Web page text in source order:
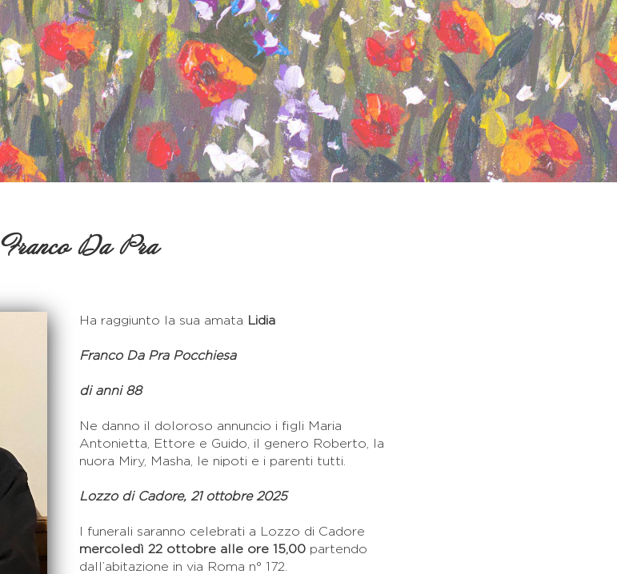
Franco Da Pra
Ha raggiunto la sua amata Lidia
Franco Da Pra Pocchiesa
di anni 88
Ne danno il doloroso annuncio i figli Maria
Antonietta, Ettore e Guido, il genero Roberto, la
nuora Miry, Masha, le nipoti e i parenti tutti.
Lozzo di Cadore, 21 ottobre 2025
I funerali saranno celebrati a Lozzo di Cadore
mercoledì 22 ottobre alle ore 15,00 partendo
dall’abitazione in via Roma n° 172.